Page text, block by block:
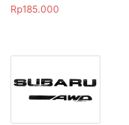
Rp185.000